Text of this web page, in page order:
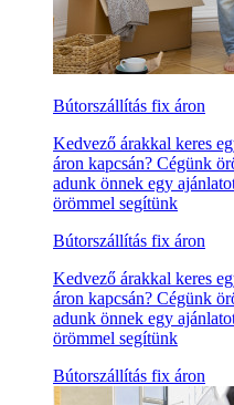
Bútorszállítás fix áron
Kedvező árakkal keres
áron kapcsán? Cégünk
adunk önnek egy
örömmel segítünk
Bútorszállítás fix áron
Kedvező árakkal keres
áron kapcsán? Cégünk
adunk önnek egy
örömmel segítünk
Bútorszállítás fix áron